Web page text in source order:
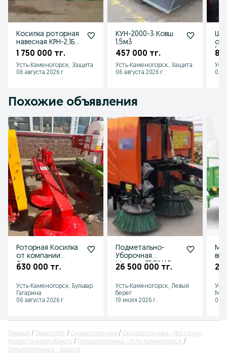
Косилка роторная
навесная КРН-2,1БЧ
и дорожная
1 750 000 тг.
Усть-Каменогорск, Защита
06 августа 2026 г.
КУН-2000-3 Ковш
1,5м3
457 000 тг.
Усть-Каменогорск, Защита
06 августа 2026 г.
06
Похожие объявления
Роторная Косилка
от компании
Лисицки страна
630 000 тг.
Усть-Каменогорск, Бульвар
Гагарина
06 августа 2026 г.
Подметально-
Уборочная
Машина PRONAR
26 500 000 тг.
Усть-Каменогорск, Левый
берег
19 июля 2026 г.
23
06
Главная Транспорт Сельхозтехника
Сельхозтехника - Восточно-
Казахстанская область
Сельхозтехника - Усть-Каменогорск
Сельхозтехника - Защита